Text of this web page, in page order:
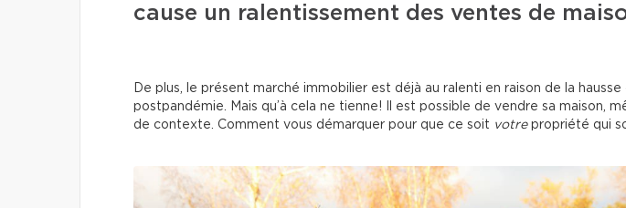
cause un ralentissement des ventes de
De plus, le présent marché immobilier est déjà au ralenti en raison de la
postpandémie. Mais qu’à cela ne tienne! Il est possible de vendre sa maison,
de contexte. Comment vous démarquer pour que ce soit votrepropriété qui